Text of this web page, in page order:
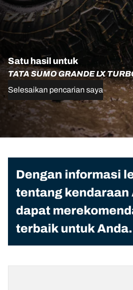
Satu hasil untuk
TATA SUMO GRANDE LX
Selesaikan pencarian saya
Dengan informasi
tentang kendaraan
dapat
terbaik untuk Anda.